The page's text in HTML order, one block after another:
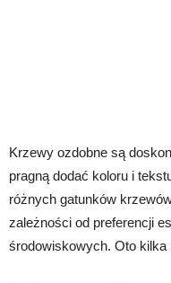
Krzewy ozdobne są
pragną dodać koloru i
różnych gatunków
zależności od preferencji
środowiskowych. Oto kilka